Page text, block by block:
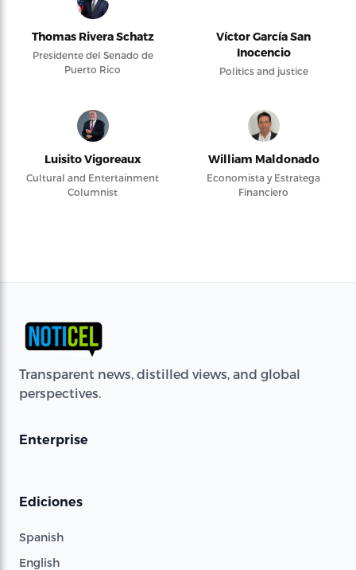
Thomas Rivera Schatz
Presidente del Senado de
Puerto Rico
Víctor García San
Inocencio
Politics and justice
Luisito Vigoreaux
Cultural and Entertainment
Columnist
William Maldonado
Economista y Estratega
Financiero
Transparent news, distilled views, and global
perspectives.
Enterprise
Ediciones
Spanish
English